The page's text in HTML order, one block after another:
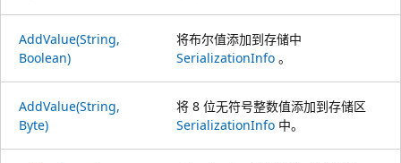
AddValue(String,
Boolean)
将布尔值添加到存储中
SerializationInfo 。
AddValue(String,
Byte)
将 8 位无符号整数值添加到存储区
SerializationInfo 中。